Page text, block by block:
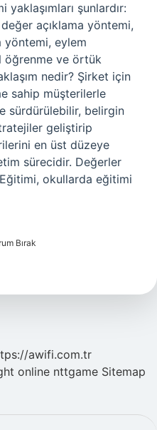
yaklaşımları şunlardır:
açıklama yöntemi,
yöntemi, eylem
öğrenme ve örtük
nedir? Şirket için
sahip müşterilerle
sürdürülebilir, belirgin
geliştirip
en üst düzeye
sürecidir. Değerler
okullarda eğitimi
Bırak
awifi.com.tr
online nttgame Sitemap